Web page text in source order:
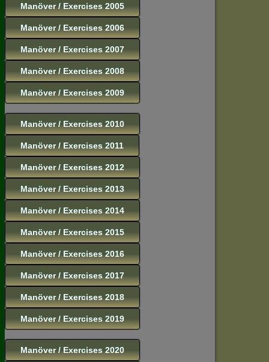
Manöver / Exercises 2005
Manöver / Exercises 2006
Manöver / Exercises 2007
Manöver / Exercises 2008
Manöver / Exercises 2009
Manöver / Exercises 2010
Manöver / Exercises 2011
Manöver / Exercises 2012
Manöver / Exercises 2013
Manöver / Exercises 2014
Manöver / Exercises 2015
Manöver / Exercises 2016
Manöver / Exercises 2017
Manöver / Exercises 2018
Manöver / Exercises 2019
Manöver / Exercises 2020